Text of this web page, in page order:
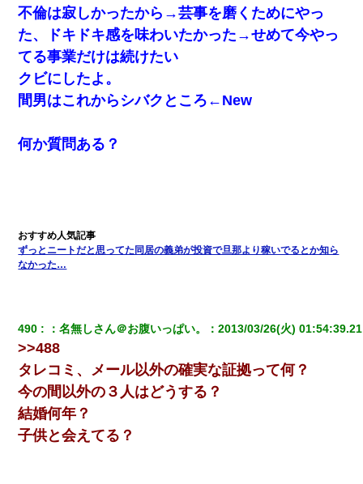
[緊急]ベロベロの女に声をかけて行為してきた結果
新築の家で。クラクラするくらいの「白粉の匂い」が鼻につくも
嫁＆娘「そんな匂いしない…」ある日、友人奥「素敵なアンティ
ークですね！」俺（！？）
宅飲みで女友達の乳を見てしまった・・・
体中に赤い蕁麻疹みたいなのができて、皮膚科にいったら「ジベ
ル薔薇色ひこう疹」という症状だと言われた
とっさに女児を捕まえたら変質者扱いされた。母親「あっち行っ
てよ！気持ち悪い！（ｼｯｼｯ」→ 後日、俺を見つけた母親がすっ飛
んできて・・・
男だけどリベンジポノレノの被害者になって未だに人生が立ち直
せない
不倫は寂しかったから→芸事を磨くためにやっ
た、ドキドキ感を味わいたかった→せめて今やっ
てる事業だけは続けたい
クビにしたよ。
間男はこれからシバクところ←New
何か質問ある？
ずっとニートだと思ってた同居の義弟が投資で旦那より稼いでるとか知ら
なかった…
490 ：名無しさん＠お腹いっぱい。 ：2013/03/26(火)
>>488
タレコミ、メール以外の確実な証拠って何？
今の間以外の３人はどうする？
結婚何年？
子供と会えてる？